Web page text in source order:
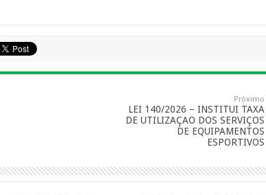
Próximo
LEI 140/2026 – INSTITUI TAXA
DE UTILIZAÇAO DOS SERVIÇOS
DE EQUIPAMENTOS
ESPORTIVOS